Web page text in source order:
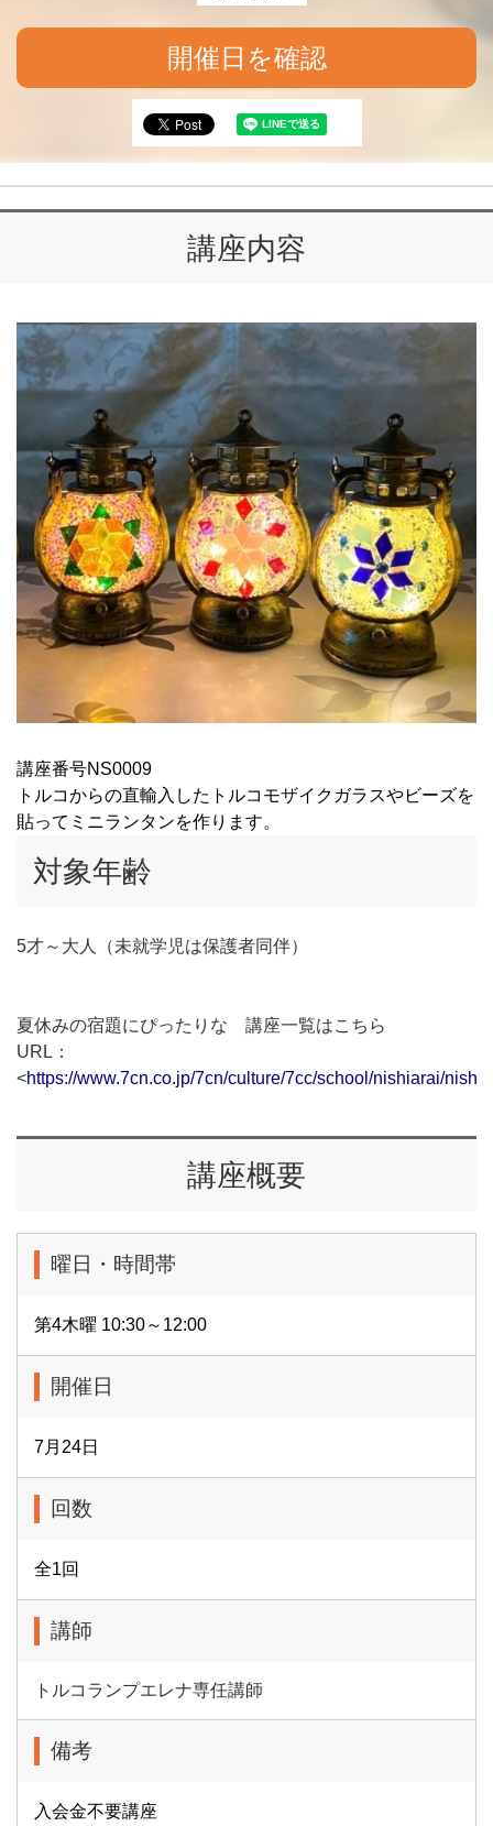
開催日を確認
講座内容
講座番号NS0009
トルコからの直輸入したトルコモザイクガラスやビーズを
貼ってミニランタンを作ります。
対象年齢
5才～大人（未就学児は保護者同伴）
夏休みの宿題にぴったりな 講座一覧はこちら
URL：
<https://www.7cn.co.jp/7cn/culture/7cc/school/nishiarai/
講座概要
曜日・時間帯
第4木曜 10:30～12:00
開催日
7月24日
回数
全1回
講師
トルコランプエレナ専任講師
備考
入会金不要講座